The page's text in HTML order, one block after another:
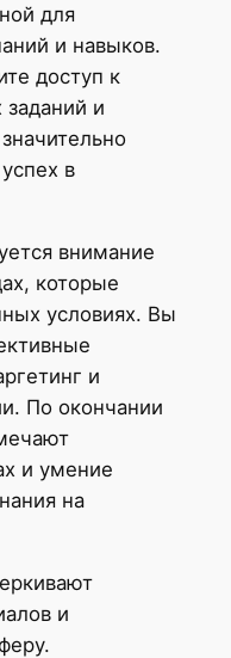
для
и навыков.
доступ к
и
в
внимание
которые
условиях. Вы
и
По окончании
и умение
на
и